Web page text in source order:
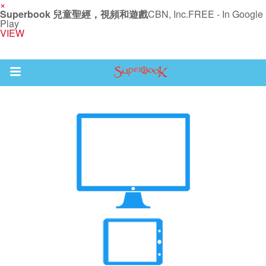
×
Superbook 兒童聖經，視頻和遊戲CBN, Inc.FREE - In Google
Play
VIEW
Return to Content